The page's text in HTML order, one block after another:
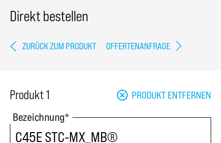
Direkt bestellen
ZURÜCK ZUM PRODUKT OFFERTENANFRAGE
Produkt 1 PRODUKT ENTFERNEN
Bezeichnung*
C45E STC-MX_MB®